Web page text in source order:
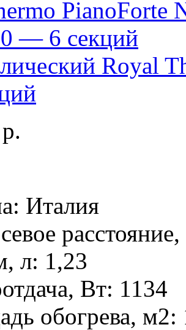
Royal
р.
Италия
л: 1,23
Вт: 1134
обогрева, м2: